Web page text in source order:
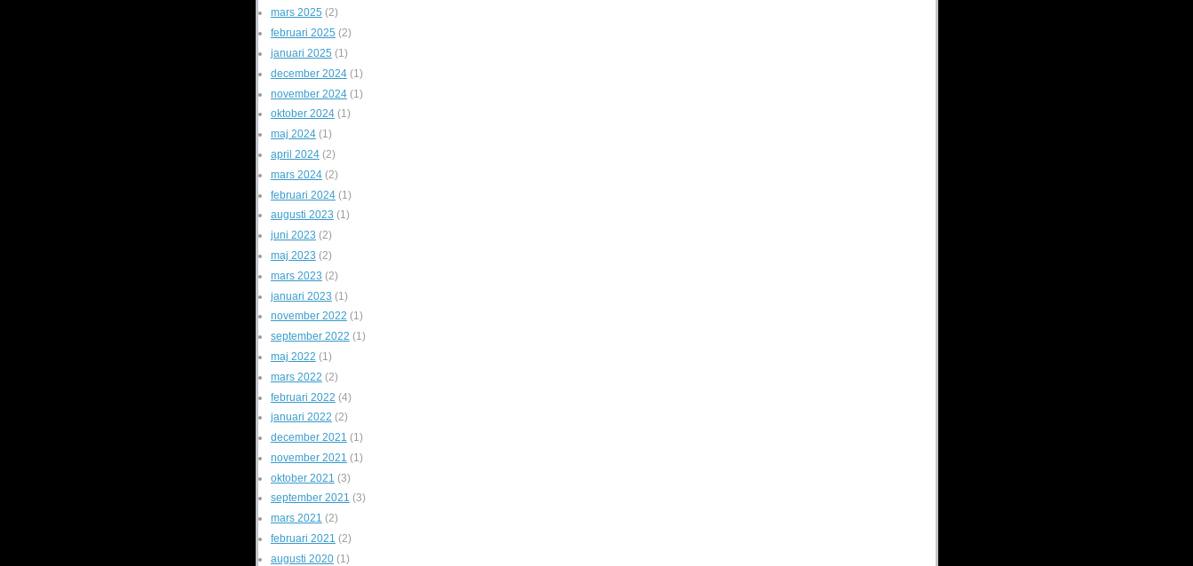
mars 2025 (2)
februari 2025 (2)
januari 2025 (1)
december 2024(1)
november 2024(1)
oktober 2024(1)
maj 2024(1)
april 2024(2)
mars 2024(2)
februari 2024(1)
augusti 2023 (1)
juni 2023 (2)
maj 2023 (2)
mars 2023 (2)
januari 2023 (1)
november 2022 (1)
september 2022 (1)
maj 2022 (1)
mars 2022 (2)
februari 2022 (4)
januari 2022 (2)
december 2021 (1)
november 2021 (1)
oktober 2021 (3)
september 2021 (3)
mars 2021 (2)
februari 2021 (2)
augusti 2020(1)